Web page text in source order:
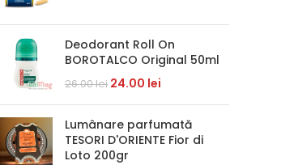
Deodorant Roll On
BOROTALCO Original 50ml
26.00lei 24.00 lei
Lumânare parfumată
TESORI D'ORIENTE Fior di
Loto 200gr